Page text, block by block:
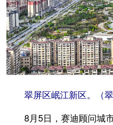
翠屏区岷江新区。（
8月5日，赛迪顾问城